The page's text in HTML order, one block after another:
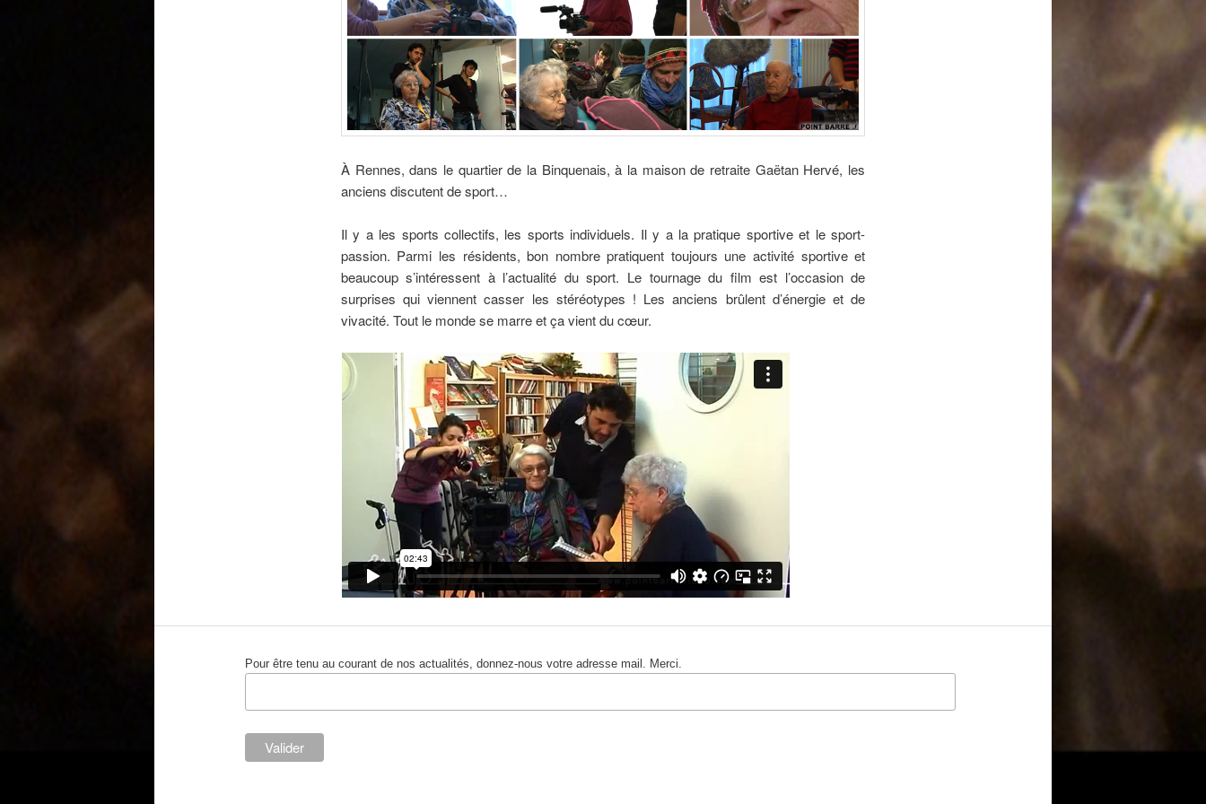
À Rennes, dans le quartier de la Binquenais, à la maison de retraite Gaëtan Hervé, les
anciens discutent de sport…
Il y a les sports collectifs, les sports individuels. Il y a la pratique sportive et le sport-
passion. Parmi les résidents, bon nombre pratiquent toujours une activité sportive et
beaucoup s’intéressent à l’actualité du sport. Le tournage du film est l’occasion de
surprises qui viennent casser les stéréotypes ! Les anciens brûlent d’énergie et de
vivacité. Tout le monde se marre et ça vient du cœur.
Pour être tenu au courant de nos actualités, donnez-nous votre adresse mail. Merci.